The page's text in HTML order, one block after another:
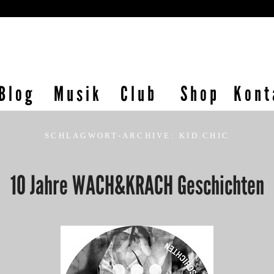
Musik Club Shop
SCHLAGWORT-ARCHIVE: KID.CHIC
10 Jahre WACH&KRACH Geschichten